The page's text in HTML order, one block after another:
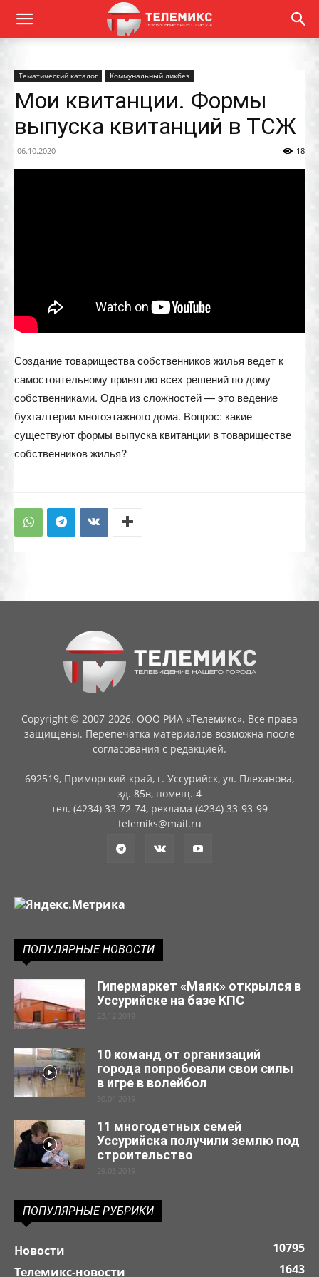
Тематический каталог Коммунальный ликбез
Мои квитанции. Формы
выпуска квитанций в ТСЖ
06.10.2020 18
Создание товарищества собственников жилья ведет к
самостоятельному принятию всех решений по дому
собственниками. Одна из сложностей — это ведение
бухгалтерии многоэтажного дома. Вопрос: какие
существуют формы выпуска квитанции в товариществе
собственников жилья?
Copyright © 2007-2026. ООО РИА «Телемикс». Все права
защищены. Перепечатка материалов возможна после
согласования с редакцией.
692519, Приморский край, г. Уссурийск, ул. Плеханова,
зд. 85в, помещ. 4
тел. (4234) 33-72-74, реклама (4234) 33-93-99
telemiks@mail.ru
ПОПУЛЯРНЫЕ НОВОСТИ
Гипермаркет «Маяк» открылся в
Уссурийске на базе КПС
23.12.2019
10 команд от организаций
города попробовали свои силы
в игре в волейбол
30.04.2019
11 многодетных семей
Уссурийска получили землю под
строительство
29.03.2019
ПОПУЛЯРНЫЕ РУБРИКИ
Новости
10795
Телемикс-новости
1643